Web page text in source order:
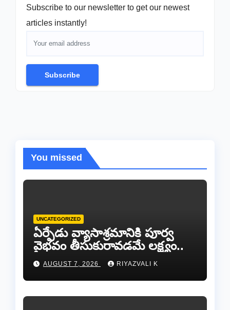
Subscribe to our newsletter to get our newest
articles instantly!
Subscribe
You missed
UNCATEGORIZED
ఏర్పేడు వ్యాసాశ్రమానికి పూర్వ
వైభవం తీసుకురావడమే లక్ష్యం..
AUGUST 7, 2026 RIYAZVALI K